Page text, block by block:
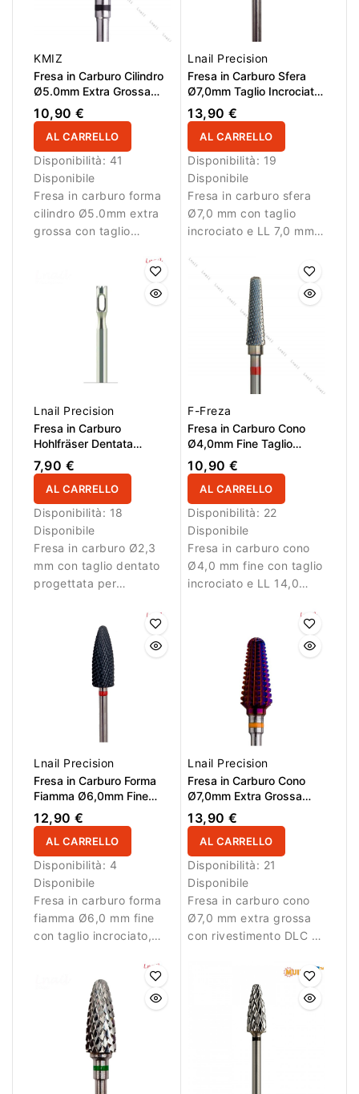
KMIZ
Fresa in Carburo Cilindro
Ø5.0mm Extra Grossa
Taglio Incrociato LL
13.0mm
10,90 €
AL CARRELLO
Disponibilità: 41
Disponibile
Fresa in carburo forma
cilindro Ø5.0mm extra
grossa con taglio
Ideale per rimozione
rapida del materiale
Lnail Precision
Fresa in Carburo Sfera
Ø7,0mm Taglio Incrociato
LL 7,0mm
13,90 €
AL CARRELLO
Disponibilità: 19
Disponibile
Fresa in carburo sfera
Ø7,0 mm con taglio
incrociato e LL 7,0 mm.
precisione.
Lnail Precision
Fresa in Carburo
Hohlfräser Dentata
Ø2,3mm
7,90 €
AL CARRELLO
Disponibilità: 18
Disponibile
Fresa in carburo Ø2,3
mm con taglio dentato
progettata per
F-Freza
Fresa in Carburo Cono
Ø4,0mm Fine Taglio
Incrociato LL 14,0mm
10,90 €
AL CARRELLO
Disponibilità: 22
Disponibile
Fresa in carburo cono
Ø4,0 mm fine con taglio
incrociato e LL 14,0
Lnail Precision
Fresa in Carburo Forma
Fiamma Ø6,0mm Fine
Taglio Incrociato DLC LL
16,0mm L/R
12,90 €
AL CARRELLO
Disponibilità: 4
Disponibile
Fresa in carburo forma
fiamma Ø6,0 mm fine
con taglio incrociato,
16,0 mm e L/R. Ideale
per lavori di precisione
e rifinitura.
Lnail Precision
Fresa in Carburo Cono
Ø7,0mm Extra Grossa
DLC Taglio Longitudinale
LL 15,0mm
13,90 €
AL CARRELLO
Disponibilità: 21
Disponibile
Fresa in carburo cono
Ø7,0 mm extra grossa
con rivestimento DLC e
Ideale per rimozione
rapida del materiale.